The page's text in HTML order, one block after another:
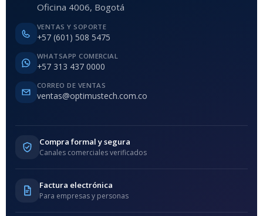
Oficina 4006, Bogotá
VENTAS Y SOPORTE
+57 (601) 508 5475
WHATSAPP COMERCIAL
+57 313 437 0000
CORREO DE VENTAS
ventas@optimustech.com.co
Compra formal y segura
Canales comerciales verificados
Factura electrónica
Para empresas y personas